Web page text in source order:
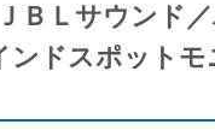
Ｌサウンド
ドスポット